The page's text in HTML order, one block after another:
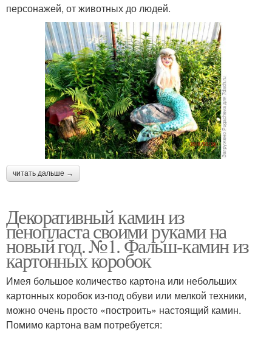
персонажей, от животных до людей.
читать дальше →
Декоративный камин из
пенопласта своими руками на
новый год. №1. Фальш-камин из
картонных коробок
Имея большое количество картона или небольших
картонных коробок из-под обуви или мелкой техники,
можно очень просто «построить» настоящий камин.
Помимо картона вам потребуется: